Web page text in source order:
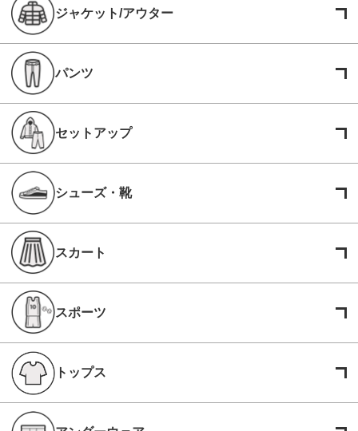
ジャケット/アウター
パンツ
セットアップ
シューズ・靴
スカート
スポーツ
トップス